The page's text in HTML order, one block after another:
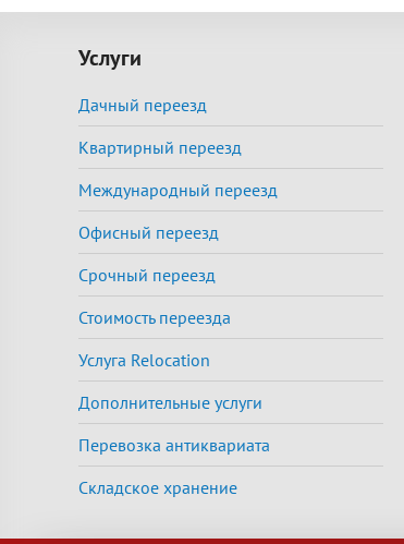
Услуги
Дачный переезд
Квартирный переезд
Международный переезд
Офисный переезд
Срочный переезд
Стоимость переезда
Услуга Relocation
Дополнительные услуги
Перевозка антиквариата
Складское хранение